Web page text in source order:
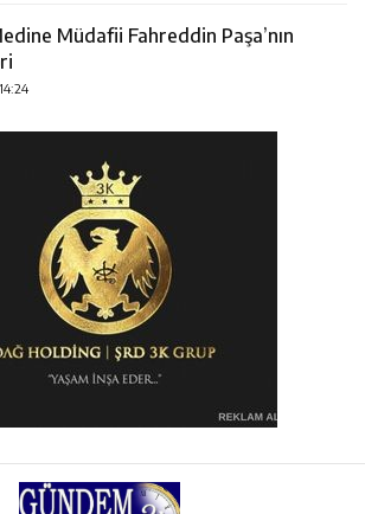
Müdafii Fahreddin Paşa’nın